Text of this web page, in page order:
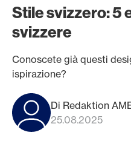
Stile svizzero: 5
svizzere
Conoscete già questi
ispirazione?
Di Redaktion
25.08.2025